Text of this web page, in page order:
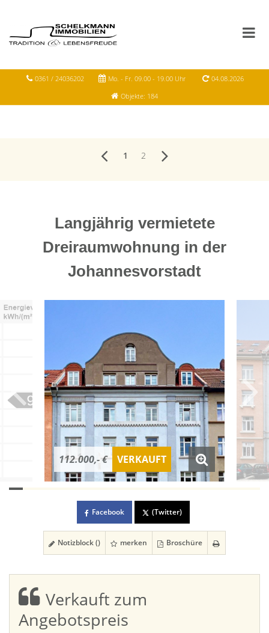
0361 / 24036202 Mo. - Fr. 09.00 - 19.00 Uhr
04.08.2026
Objekte: 184
1 2
Langjährig vermietete
Dreiraumwohnung in der
Johannesvorstadt
112.000,- € VERKAUFT
Facebook (Twitter)
Notizblock () merken Broschüre
Verkauft zum
Angebotspreis